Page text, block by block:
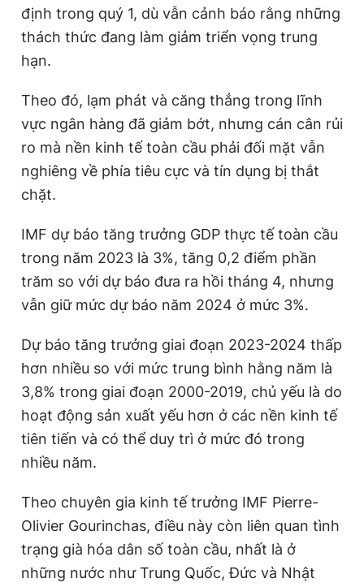
Hotline Liên hệ quảng cáo
0908 780 404
Đặt báo Quảng cáo RSS Tòa soạn Chính sách bảo
Tổng biên tập: Nguyễn Ngọc Toàn
Phó tổng biên tập thường trực: Hải Thành
Phó tổng biên tập: Lâm Hiếu Dũng
Phó tổng biên tập: Trần Việt Hưng
Tổng thư ký tòa soạn: Đức Trung
© 2003-2026 Bản quyền thuộc về Báo Thanh Niên. Cấm sao
chép dưới mọi hình thức nếu không có sự chấp thuận bằng văn
bản. Phát triển bởi ePi Technologies, JSC.
định trong quý 1, dù vẫn cảnh báo rằng những
thách thức đang làm giảm triển vọng trung
hạn.
Theo đó, lạm phát và căng thẳng trong lĩnh
vực ngân hàng đã giảm bớt, nhưng cán cân rủi
ro mà nền kinh tế toàn cầu phải đối mặt vẫn
nghiêng về phía tiêu cực và tín dụng bị thắt
chặt.
IMF dự báo tăng trưởng GDP thực tế toàn cầu
trong năm 2023 là 3%, tăng 0,2 điểm phần
trăm so với dự báo đưa ra hồi tháng 4, nhưng
vẫn giữ mức dự báo năm 2024 ở mức 3%.
Dự báo tăng trưởng giai đoạn 2023-2024 thấp
hơn nhiều so với mức trung bình hằng năm là
3,8% trong giai đoạn 2000-2019, chủ yếu là do
hoạt động sản xuất yếu hơn ở các nền kinh tế
tiên tiến và có thể duy trì ở mức đó trong
nhiều năm.
Theo chuyên gia kinh tế trưởng IMF Pierre-
Olivier Gourinchas, điều này còn liên quan tình
trạng già hóa dân số toàn cầu, nhất là ở
những nước như Trung Quốc, Đức và Nhật